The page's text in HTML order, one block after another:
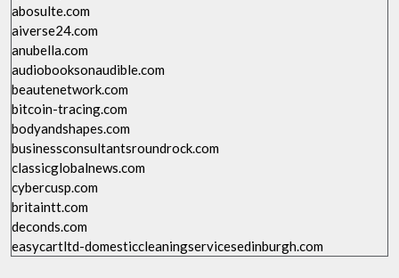
abosulte.com
aiverse24.com
anubella.com
audiobooksonaudible.com
beautenetwork.com
bitcoin-tracing.com
bodyandshapes.com
businessconsultantsroundrock.com
classicglobalnews.com
cybercusp.com
britaintt.com
deconds.com
easycartltd-domesticcleaningservicesedinburgh.com